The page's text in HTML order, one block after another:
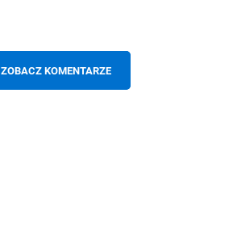
ZOBACZ KOMENTARZE